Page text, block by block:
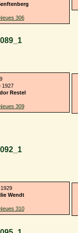
306
1927
Restel
309
Wendt
310